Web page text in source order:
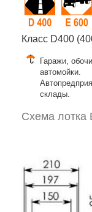
Класс D400
Гаражи,
автомойки.
склады.
Схема лотка